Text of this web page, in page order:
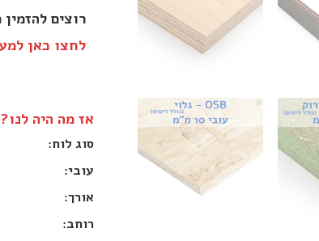
אז מה היה לנו?
סוג לוח:
עובי:
אורך:
רוחב: